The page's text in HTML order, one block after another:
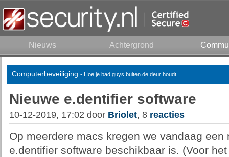
Nieuws Achtergrond
Computerbeveiliging - Hoe je bad guys buiten de deur houdt
Nieuwe e.dentifier software
10-12-2019, 17:02 door Briolet, 8 reacties
Op meerdere macs kregen we vandaag een
e.dentifier software beschikbaar is. (Voor